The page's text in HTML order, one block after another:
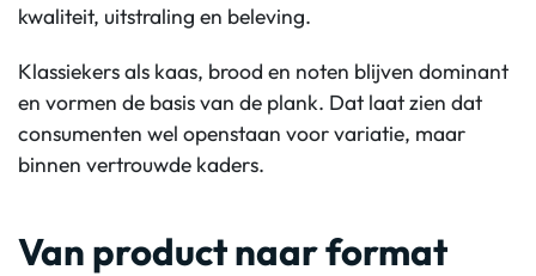
kwaliteit, uitstraling en beleving.
Klassiekers als kaas, brood en noten blijven dominant
en vormen de basis van de plank. Dat laat zien dat
consumenten wel openstaan voor variatie, maar
binnen vertrouwde kaders.
Van product naar format